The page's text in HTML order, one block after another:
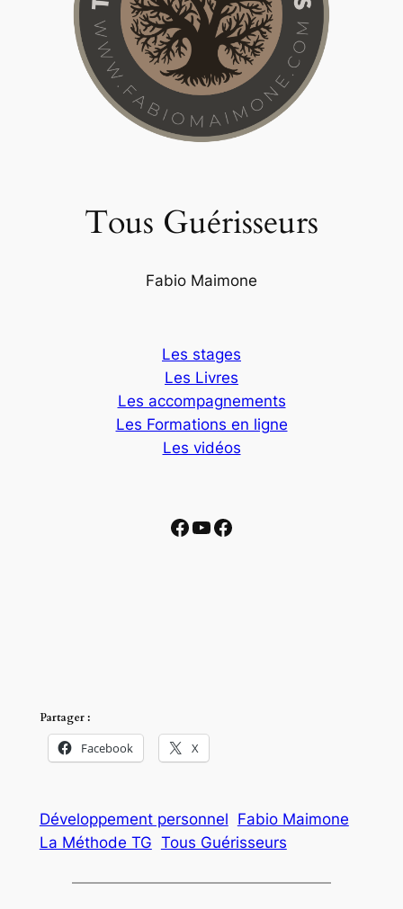
Tous Guérisseurs
Fabio Maimone
Les stages
Les Livres
Les accompagnements
Les Formations en ligne
Les vidéos
Facebook
YouTube
Facebook
Partager :
Facebook X
Développement personnel Fabio Maimone
La Méthode TG Tous Guérisseurs